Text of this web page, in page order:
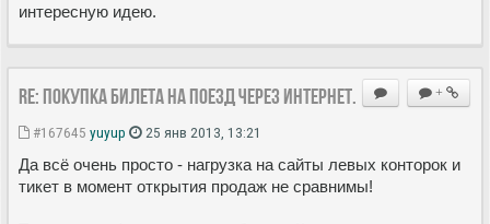
интересную идею.
+
Re: Покупка билета на поезд через Интернет.
#167645 yuyup 25 янв 2013, 13:21
Да всё очень просто - нагрузка на сайты левых конторок и
тикет в момент открытия продаж не сравнимы!